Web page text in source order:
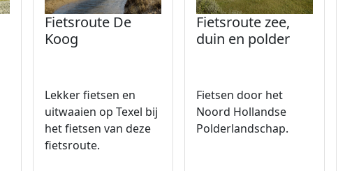
Fietsroute De
Koog
Lekker fietsen en
uitwaaien op Texel bij
het fietsen van deze
fietsroute.
Fietsroute zee,
duin en polder
Fietsen door het
Noord Hollandse
Polderlandschap.